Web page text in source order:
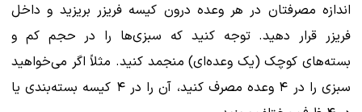
اندازه مصرفتان در هر وعده درون کیسه فریزر بریزید و داخل
فریزر قرار دهید. توجه کنید که سبزی‌ها را در حجم کم و
بسته‌های کوچک (یک وعده‌ای) منجمد کنید. مثلاً اگر می‌خواهید
سبزی را در ۴ وعده مصرف کنید، آن را در ۴ کیسه بسته‌بندی یا